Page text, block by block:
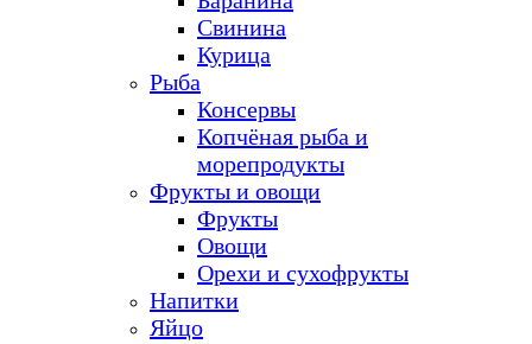
Свинина
Курица
Рыба
Консервы
Копчёная рыба и
морепродукты
Фрукты и овощи
Фрукты
Овощи
Орехи и сухофрукты
Напитки
Яйцо